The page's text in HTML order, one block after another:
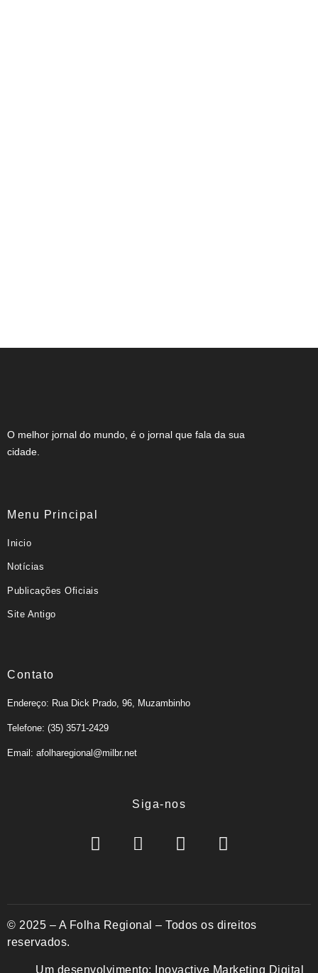
O melhor jornal do mundo, é o jornal que fala da sua
cidade.
Menu Principal
Inicio
Notícias
Publicações Oficiais
Site Antigo
Contato
Endereço: Rua Dick Prado, 96, Muzambinho
Telefone: (35) 3571-2429
Email: afolharegional@milbr.net
Siga-nos
© 2025 – A Folha Regional – Todos os direitos
reservados.
Um desenvolvimento: Inovactive Marketing Digital